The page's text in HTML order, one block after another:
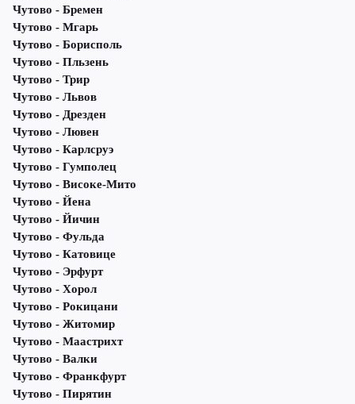
Чутово - Бремен
Чутово - Мгарь
Чутово - Борисполь
Чутово - Пльзень
Чутово - Трир
Чутово - Львов
Чутово - Дрезден
Чутово - Лювен
Чутово - Карлсруэ
Чутово - Гумполец
Чутово - Високе-Мито
Чутово - Йена
Чутово - Йичин
Чутово - Фульда
Чутово - Катовице
Чутово - Эрфурт
Чутово - Хорол
Чутово - Рокицани
Чутово - Житомир
Чутово - Маастрихт
Чутово - Валки
Чутово - Франкфурт
Чутово - Пирятин